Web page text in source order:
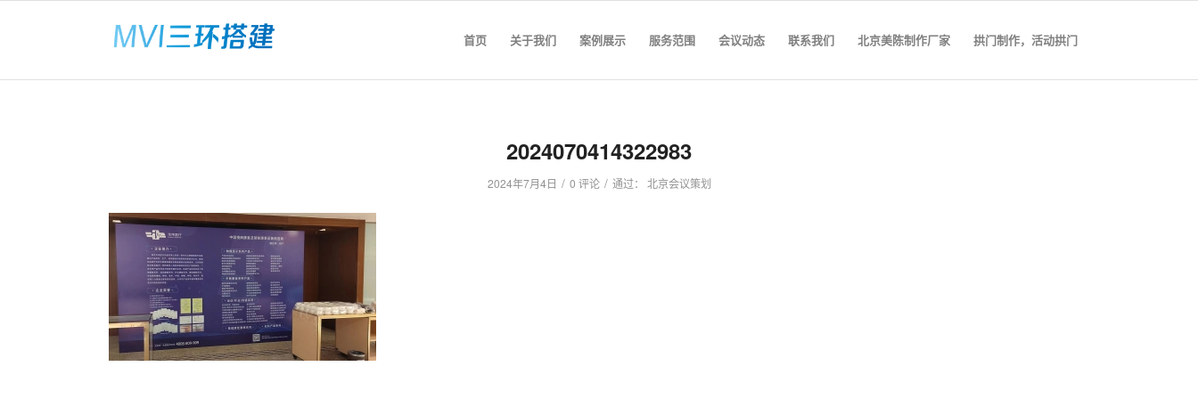
首页 关于我们 案例展示 服务范围 会议动态 联系我们 北京美陈制作厂家 拱门制作，活动拱门
2024070414322983
2024年7月4日 / 0 评论 / 通过： 北京会议策划